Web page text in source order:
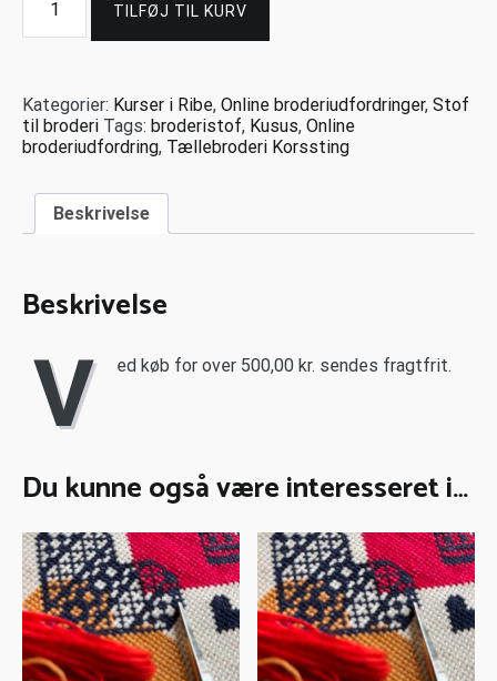
TILFØJ TIL KURV
Kategorier: Kurser i Ribe, Online broderiudfordringer, Stof
til broderi Tags: broderistof, Kusus, Online
broderiudfordring, Tællebroderi Korssting
Beskrivelse
Beskrivelse
V ed køb for over 500,00 kr. sendes fragtfrit.
Du kunne også være interesseret i…